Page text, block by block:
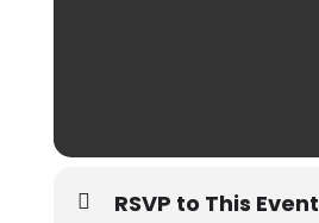
RSVP to This Event